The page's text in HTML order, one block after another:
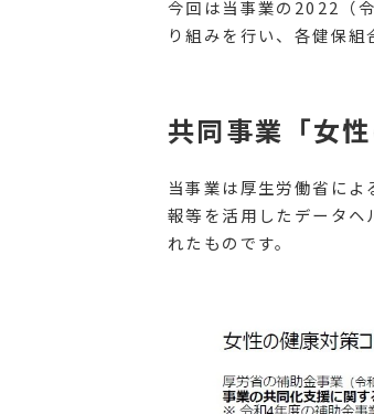
今回は当事業の2022（
り組みを行い、各健保組
共同事業「女
当事業は厚生労働省に
報等を活用したデータ
れたものです。